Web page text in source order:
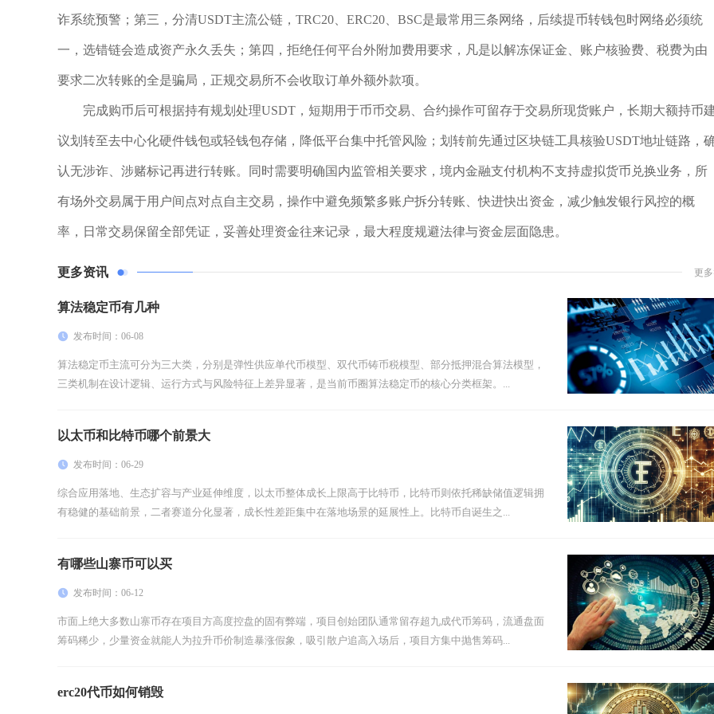
诈系统预警；第三，分清USDT主流公链，TRC20、ERC20、BSC是最常用三条网络，后续提币转钱包时网络必须统
一，选错链会造成资产永久丢失；第四，拒绝任何平台外附加费用要求，凡是以解冻保证金、账户核验费、税费为由
要求二次转账的全是骗局，正规交易所不会收取订单外额外款项。
完成购币后可根据持有规划处理USDT，短期用于币币交易、合约操作可留存于交易所现货账户，长期大额持币
议划转至去中心化硬件钱包或轻钱包存储，降低平台集中托管风险；划转前先通过区块链工具核验USDT地址链路，
认无涉诈、涉赌标记再进行转账。同时需要明确国内监管相关要求，境内金融支付机构不支持虚拟货币兑换业务，所
有场外交易属于用户间点对点自主交易，操作中避免频繁多账户拆分转账、快进快出资金，减少触发银行风控的概
率，日常交易保留全部凭证，妥善处理资金往来记录，最大程度规避法律与资金层面隐患。
更多资讯 更
算法稳定币有几种
发布时间：06-08
算法稳定币主流可分为三大类，分别是弹性供应单代币模型、双代币铸币税模型、部分抵押混合算法模型，
三类机制在设计逻辑、运行方式与风险特征上差异显著，是当前币圈算法稳定币的核心分类框架。...
以太币和比特币哪个前景大
发布时间：06-29
综合应用落地、生态扩容与产业延伸维度，以太币整体成长上限高于比特币，比特币则依托稀缺储值逻辑拥
有稳健的基础前景，二者赛道分化显著，成长性差距集中在落地场景的延展性上。比特币自诞生之...
有哪些山寨币可以买
发布时间：06-12
市面上绝大多数山寨币存在项目方高度控盘的固有弊端，项目创始团队通常留存超九成代币筹码，流通盘面
筹码稀少，少量资金就能人为拉升币价制造暴涨假象，吸引散户追高入场后，项目方集中抛售筹码...
erc20代币如何销毁